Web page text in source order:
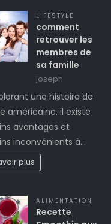
LIFESTYLE
comment
retrouver les
membres de
sa famille
joseph
une histoire de
américaine, il existe
avantages et
inconvénients à…
plus
ALIMENTATION
Recette